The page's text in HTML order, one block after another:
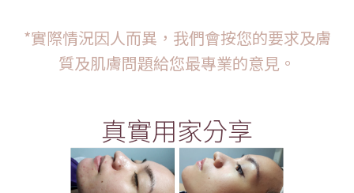
*實際情況因人而異，我們會按您的要求及膚
質及肌膚問題給您最專業的意見。
真實用家分享